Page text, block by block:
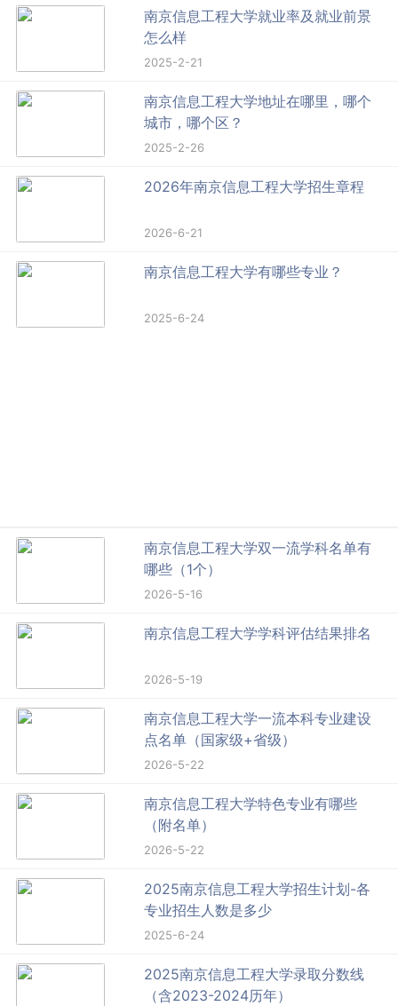
南京信息工程大学就业率及就业前景
怎么样
2025-2-21
南京信息工程大学地址在哪里，哪个
城市，哪个区？
2025-2-26
2026年南京信息工程大学招生章程
2026-6-21
南京信息工程大学有哪些专业？
2025-6-24
南京信息工程大学双一流学科名单有
哪些（1个）
2026-5-16
南京信息工程大学学科评估结果排名
2026-5-19
南京信息工程大学一流本科专业建设
点名单（国家级+省级）
2026-5-22
南京信息工程大学特色专业有哪些
（附名单）
2026-5-22
2025南京信息工程大学招生计划-各
专业招生人数是多少
2025-6-24
2025南京信息工程大学录取分数线
（含2023-2024历年）